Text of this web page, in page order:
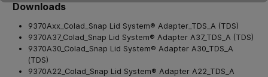
Downloads
9370Axx_Colad_Snap Lid System® Adapter_TDS_A (TDS)
9370A37_Colad_Snap Lid System® Adapter A37_TDS_A (TDS)
9370A30_Colad_Snap Lid System® Adapter A30_TDS_A
(TDS)
9370A22_Colad_Snap Lid System® Adapter A22_TDS_A